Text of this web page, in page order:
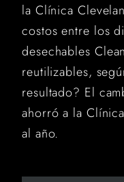
la Clínica
costos entre los
desechables
reutilizables,
resultado? El
ahorró a la
al año.